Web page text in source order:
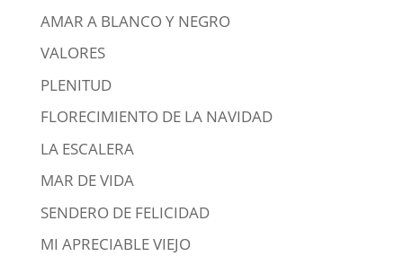
AMAR A BLANCO Y NEGRO
VALORES
PLENITUD
FLORECIMIENTO DE LA NAVIDAD
LA ESCALERA
MAR DE VIDA
SENDERO DE FELICIDAD
MI APRECIABLE VIEJO